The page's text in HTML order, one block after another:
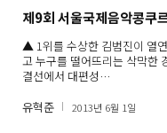
제9회 서울국제음악콩쿠
▲ 1위를 수상한 김범진이 열
고 누구를 떨어뜨리는 삭막한
결선에서 대편성…
유혁준
2013년 6월 1일